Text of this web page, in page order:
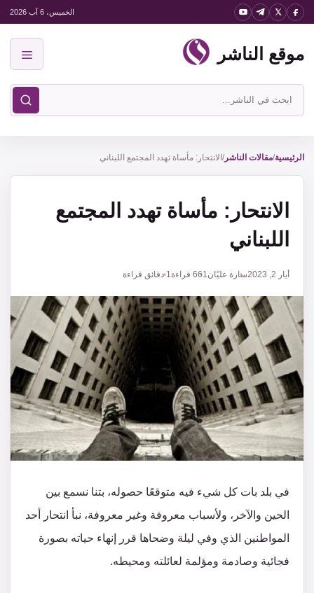
انتقل
المحتوى
الخميس، 6 آب 2026
موقع الناشر
ابحث
في
الناشر
الرئيسية/مقالات الناشر/ الانتحار: مأساة تهدد المجتمع اللبناني
الانتحار: مأساة تهدد المجتمع
اللبناني
أيار 2, 2023 سارة عليّان661 قراءة1 دقائق قراءة
في بلد بات كل شيء فيه متوقعًا حصوله، بتنا نسمع بين
الحين والآخر، ولأسباب معروفة وغير معروفة، نبأ انتحار أحد
المواطنين الذي وفي ليلة وضحاها قرر إنهاء حياته بصورة
فجائية وصادمة ومؤلمة لعائلته ومحيطه.